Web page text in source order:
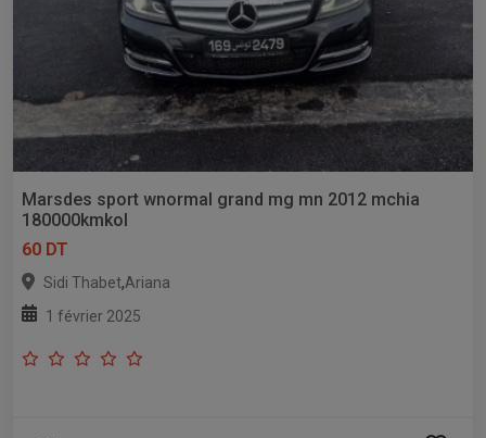
Marsdes sport wnormal grand mg mn 2012 mchia
180000kmkol
60 DT
Sidi Thabet,Ariana
1 février 2025